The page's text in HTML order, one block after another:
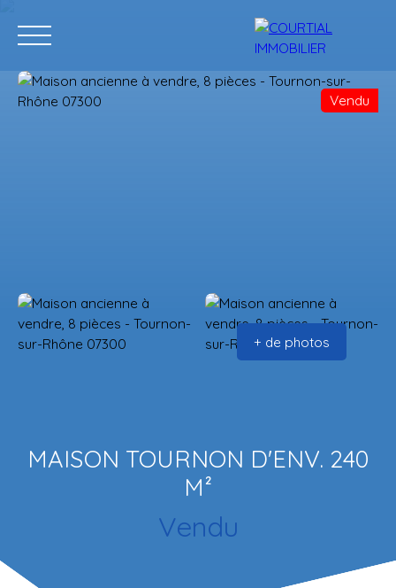
Vendu
+ de photos
MAISON TOURNON D'ENV. 240
M²
Vendu